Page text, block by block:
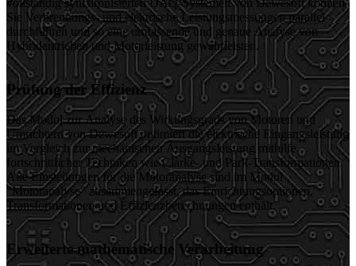
Sie Verbrennungs- und elektrische Leistungsmessungen parallel
durchführen und so eine umfassende und genaue Analyse von
Hybridantrieben und Motorleistung gewährleisten.
Prüfung der Effizienz
Das Modul zur Analyse des Wirkungsgrads von Motoren und
Umrichtern von Dewesoft optimiert die elektrische Eingangsleistung
im Vergleich zur mechanischen Ausgangsleistung mithilfe
fortschrittlicher Techniken wie Clarke- und Park-Transformationen.
Alle Einstellungen für die Motoranalyse sind im Modul
"Motoranalyse" zusammengefasst, das Einrichtungsoptionen,
Transformationen und Effizienzberechnungen enthält.
Erweiterte mathematische Verarbeitung